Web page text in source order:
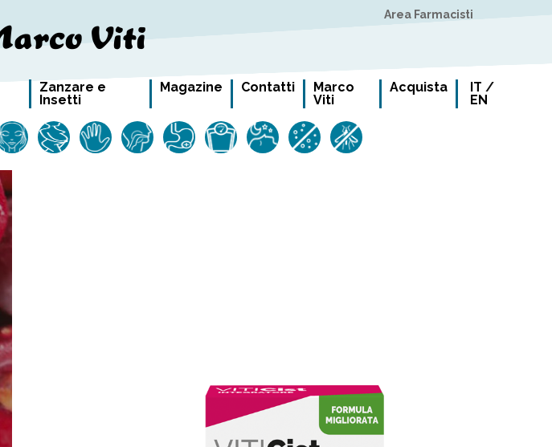
Area Farmacisti
Zanzare e
Insetti
Magazine Contatti
Marco
Viti
Acquista IT /
EN